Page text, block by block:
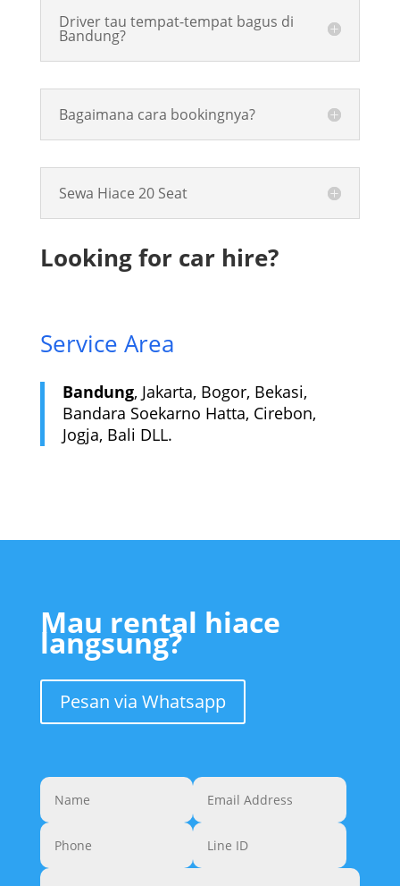
Driver tau tempat-tempat bagus di
Bandung?
Bagaimana cara bookingnya?
Sewa Hiace 20 Seat
Looking for car hire?
Service Area
Bandung, Jakarta, Bogor, Bekasi,
Bandara Soekarno Hatta, Cirebon,
Jogja, Bali DLL.
Mau rental hiace
langsung?
Pesan via Whatsapp